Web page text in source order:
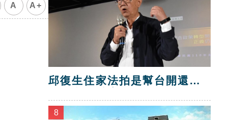
A A+
邱復生住家法拍是幫台開還
8